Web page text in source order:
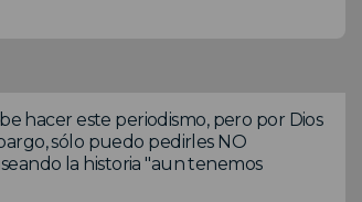
hacer este periodismo, pero por Dios
sólo puedo pedirles NO
la historia "aun tenemos